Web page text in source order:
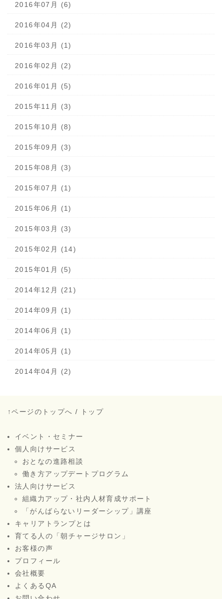
2016年07月 (6)
2016年04月 (2)
2016年03月 (1)
2016年02月 (2)
2016年01月 (5)
2015年11月 (3)
2015年10月 (8)
2015年09月 (3)
2015年08月 (3)
2015年07月 (1)
2015年06月 (1)
2015年03月 (3)
2015年02月 (14)
2015年01月 (5)
2014年12月 (21)
2014年09月 (1)
2014年06月 (1)
2014年05月 (1)
2014年04月 (2)
↑ページのトップへ / トップ
イベント・セミナー
個人向けサービス
おとなの進路相談
働き方アップデートプログラム
法人向けサービス
組織力アップ・社内人材育成サポート
「がんばらないリーダーシップ」講座
キャリアトランプとは
育てる人の「朝チャージサロン」
お客様の声
プロフィール
会社概要
よくあるQA